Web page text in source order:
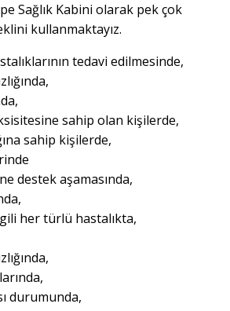
Sağlık Kabini olarak pek çok
kullanmaktayız.
tedavi edilmesinde,
sahip olan kişilerde,
sahip kişilerde,
destek aşamasında,
her türlü hastalıkta,
durumunda,